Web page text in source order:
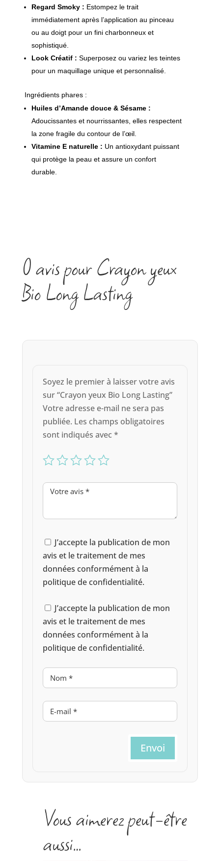
Regard Smoky : Estompez le trait
immédiatement après l’application au pinceau
ou au doigt pour un fini charbonneux et
sophistiqué.
Look Créatif : Superposez ou variez les teintes
pour un maquillage unique et personnalisé.
Ingrédients phares :
Huiles d’Amande douce & Sésame :
Adoucissantes et nourrissantes, elles respectent
la zone fragile du contour de l’œil.
Vitamine E naturelle : Un antioxydant puissant
qui protège la peau et assure un confort
durable.
0 avis pour Crayon yeux
Bio Long Lasting
Soyez le premier à laisser votre avis
sur “Crayon yeux Bio Long Lasting”
Votre adresse e-mail ne sera pas
publiée. Les champs obligatoires
sont indiqués avec *
J’accepte la publication de mon
avis et le traitement de mes
données conformément à la
politique de confidentialité.
J’accepte la publication de mon
avis et le traitement de mes
données conformément à la
politique de confidentialité.
Envoi
Vous aimerez peut-être
aussi…